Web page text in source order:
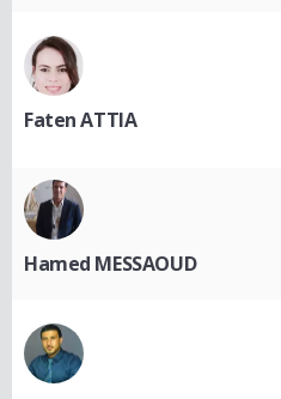
Faten ATTIA
Hamed MESSAOUD